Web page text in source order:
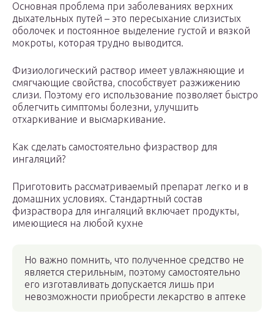
Основная проблема при заболеваниях верхних
дыхательных путей – это пересыхание слизистых
оболочек и постоянное выделение густой и вязкой
мокроты, которая трудно выводится.
Физиологический раствор имеет увлажняющие и
смягчающие свойства, способствует разжижению
слизи. Поэтому его использование позволяет быстро
облегчить симптомы болезни, улучшить
отхаркивание и высмаркивание.
Как сделать самостоятельно физраствор для
ингаляций?
Приготовить рассматриваемый препарат легко и в
домашних условиях. Стандартный состав
физраствора для ингаляций включает продукты,
имеющиеся на любой кухне
Но важно помнить, что полученное средство не
является стерильным, поэтому самостоятельно
его изготавливать допускается лишь при
невозможности приобрести лекарство в аптеке